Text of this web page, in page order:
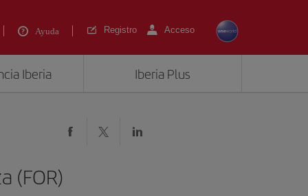
Ayuda Registro Acceso
Iberia Iberia Plus
(FOR)